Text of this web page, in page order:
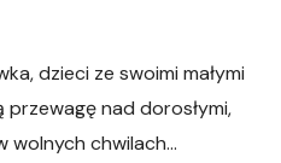
dzieci ze swoimi małymi
przewagę nad dorosłymi,
wolnych chwilach…